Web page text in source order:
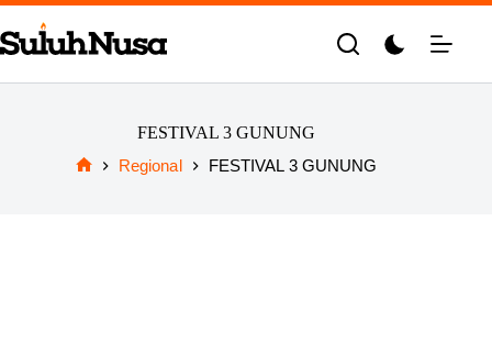
Skip
to
content
FESTIVAL 3 GUNUNG
Regional FESTIVAL 3 GUNUNG